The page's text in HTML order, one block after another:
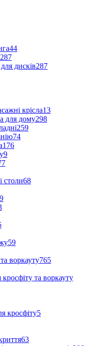
44
287
дисків287
крісла13
для дому298
259
74
176
9
столи68
59
воркауту765
та воркауту
кросфіту5
63